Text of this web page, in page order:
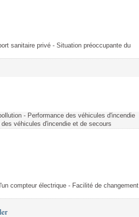
sanitaire privé - Situation préoccupante du
- Performance des véhicules d'incendie
véhicules d'incendie et de secours
compteur électrique - Facilité de changement